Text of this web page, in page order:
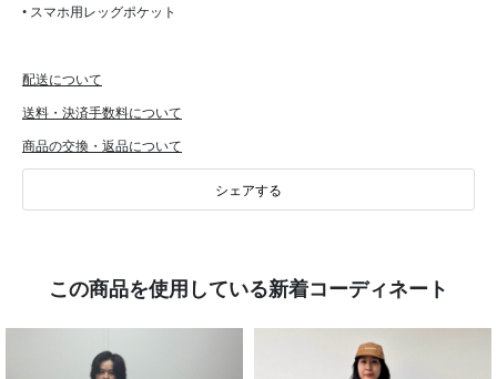
• スマホ用レッグポケット
配送について
送料・決済手数料について
商品の交換・返品について
シェアする
この商品を使用している新着コーディネート